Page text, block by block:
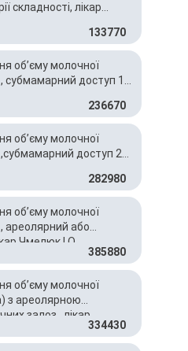
складності, лікар
133770
об’єму молочної
субмамарний доступ 1
236670
об’єму молочної
доступ 2
282980
об’єму молочної
ареолярний або
Чмелюк І.О.
385880
об’єму молочної
з ареолярною
залоз , лікар
334430